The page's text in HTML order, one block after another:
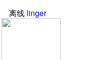
离线 linger